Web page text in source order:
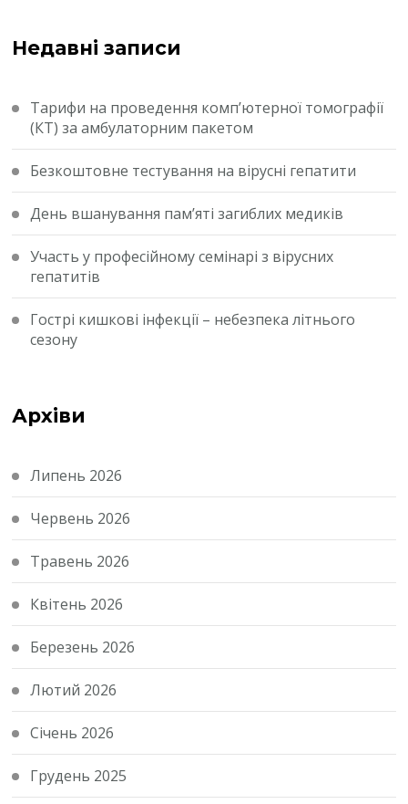
Недавні записи
Тарифи на проведення комп’ютерної томографії
(КТ) за амбулаторним пакетом
Безкоштовне тестування на вірусні гепатити
День вшанування пам’яті загиблих медиків
Участь у професійному семінарі з вірусних
гепатитів
Гострі кишкові інфекції – небезпека літнього
сезону
Архіви
Липень 2026
Червень 2026
Травень 2026
Квітень 2026
Березень 2026
Лютий 2026
Січень 2026
Грудень 2025